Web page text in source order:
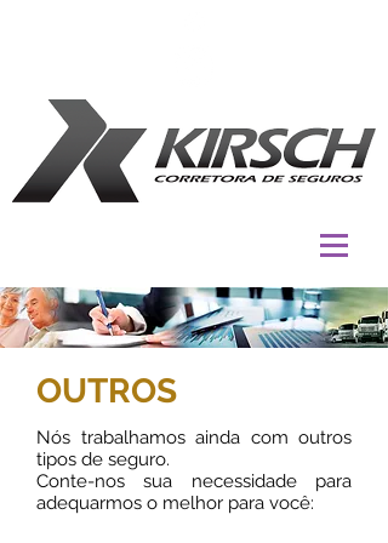
OUTROS
Nós trabalhamos ainda com outros
tipos de seguro.
Conte-nos sua necessidade para
adequarmos o melhor para você: